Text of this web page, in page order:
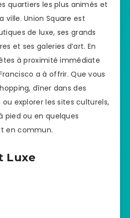
quartiers les plus animés et
ville. Union Square est
de luxe, ses grands
et ses galeries d’art. En
à proximité immédiate
a à offrir. Que vous
dîner dans des
explorer les sites culturels,
pied ou en quelques
en commun.
Luxe